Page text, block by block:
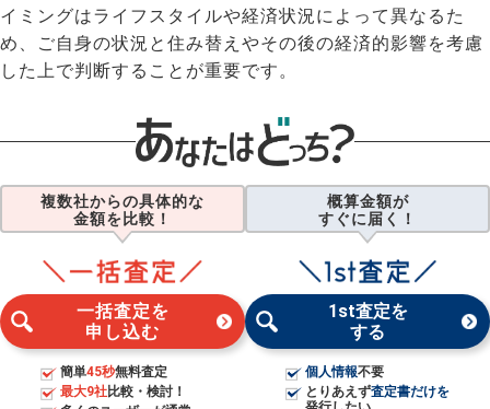
イミングはライフスタイルや経済状況によって異なるた
め、ご自身の状況と住み替えやその後の経済的影響を考慮
した上で判断することが重要です。
複数社からの具体的な
金額を比較！
一括査定を
申し込む
簡単45秒無料査定
最大9社比較・検討！
概算金額が
すぐに届く！
1st査定を
する
個人情報不要
とりあえず査定書だけを